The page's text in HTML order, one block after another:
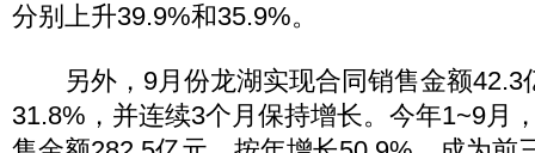
分别上升39.9%和35.9%。
另外，9月份龙湖实现合同销售金额42.3
31.8%，并连续3个月保持增长。今年1~9月